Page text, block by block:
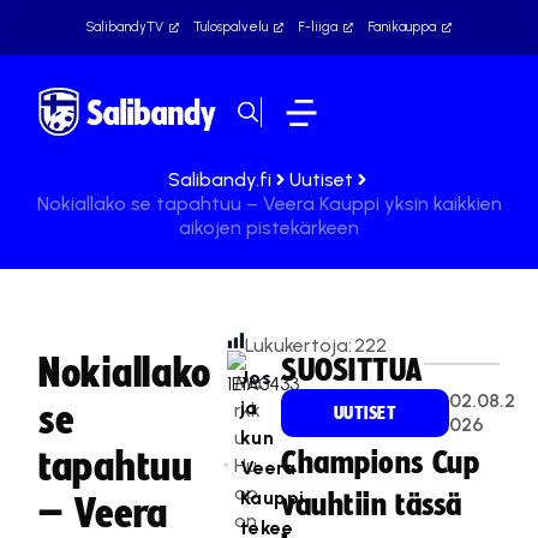
SalibandyTV Tulospalvelu F-liiga Fanikauppa
Salibandy.fi
Uutiset
Nokiallako se tapahtuu – Veera Kauppi yksin kaikkien
aikojen pistekärkeen
Nokiallako
se
tapahtuu
– Veera
Ma
rkk
u
Hu
op
on
Lukukertoja:222
Jos
ja
kun
Veera
Kauppi
tekee
SUOSITTUA
UUTISET
02.08.2
026
Champions Cup
vauhtiin tässä